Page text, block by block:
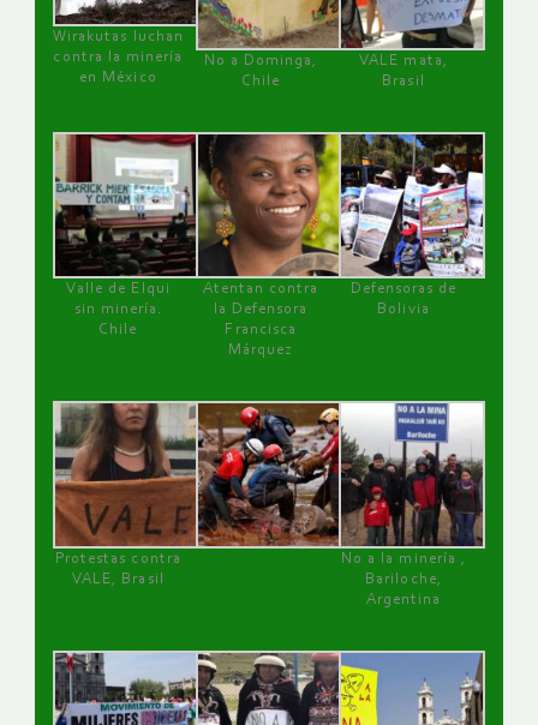
Wirakutas luchan
contra la minería
en México
No a Dominga,
Chile
VALE mata,
Brasil
Valle de Elqui
sin minería.
Chile
Atentan contra
la Defensora
Francisca
Márquez
Defensoras de
Bolivia
Protestas contra
VALE, Brasil
No a la minería ,
Bariloche,
Argentina